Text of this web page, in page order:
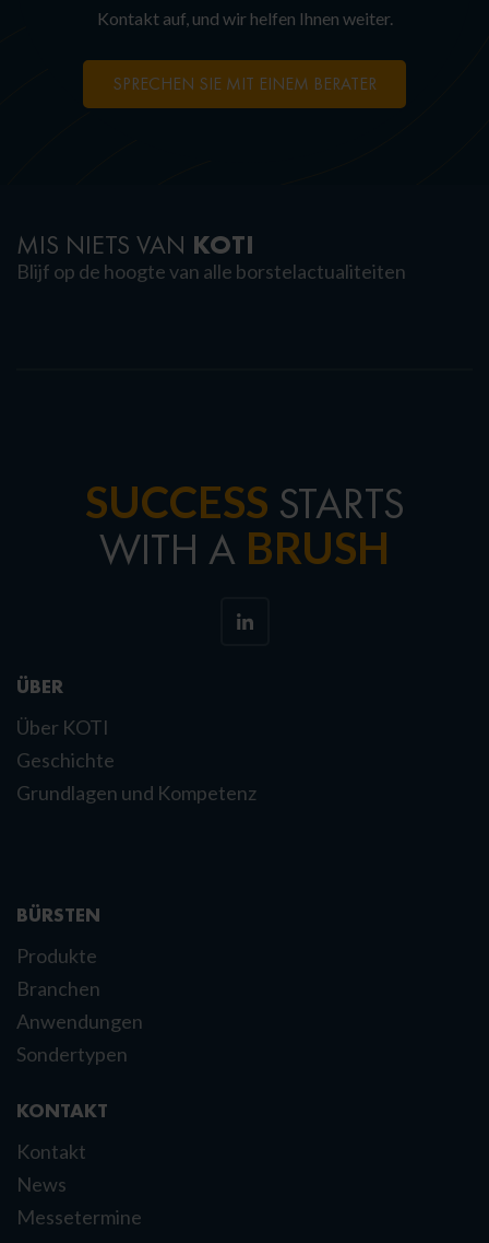
Kontakt auf, und wir helfen Ihnen weiter.
SPRECHEN SIE MIT EINEM BERATER
MIS NIETS VAN KOTI
Blijf op de hoogte van alle borstelactualiteiten
SUCCESS STARTS
WITH A BRUSH
ÜBER
Über KOTI
Geschichte
Grundlagen und Kompetenz
BÜRSTEN
Produkte
Branchen
Anwendungen
Sondertypen
KONTAKT
Kontakt
News
Messetermine